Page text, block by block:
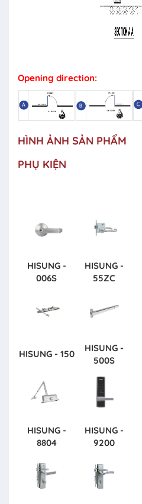
Opening direction:
HÌNH ẢNH SẢN PHẨM
PHỤ KIỆN
HISUNG -
006S
HISUNG -
55ZC
HISUNG - 150
HISUNG -
500S
HISUNG -
8804
HISUNG -
9200